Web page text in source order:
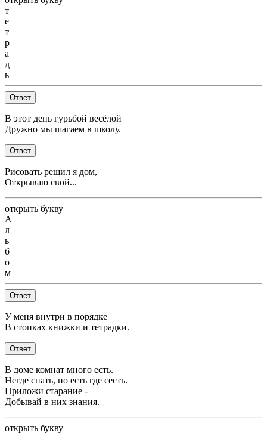
т
е
т
р
а
д
ь
Ответ
В этот день гурьбой весёлой
Дружно мы шагаем в школу.
Ответ
Рисовать решил я дом,
Открываю свой...
открыть букву
А
л
ь
б
о
м
Ответ
У меня внутри в порядке
В стопках книжки и тетрадки.
Ответ
В доме комнат много есть.
Негде спать, но есть где сесть.
Приложи старание -
Добывай в них знания.
открыть букву